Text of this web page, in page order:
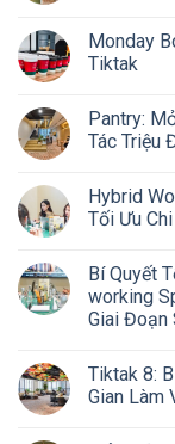
Monday
Tiktak
Pantry:
Tác Triệu
Hybrid
Tối Ưu
Bí Quyết
working
Giai Đoạn
Tiktak 8:
Gian Làm